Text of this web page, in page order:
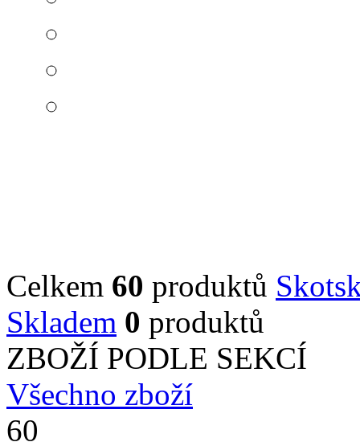
Celkem 60 produktů
Skladem 0 produktů
ZBOŽÍ PODLE SEKCÍ
Všechno zboží
60